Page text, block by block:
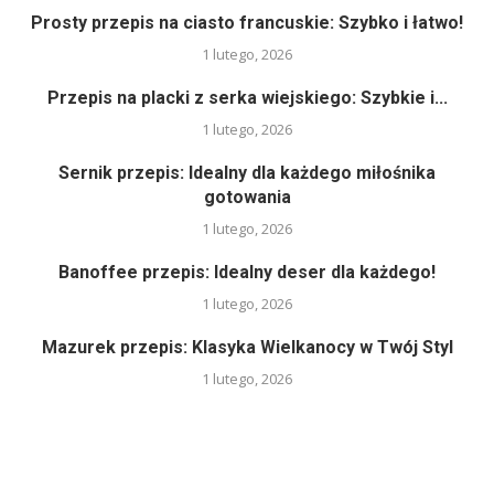
Prosty przepis na ciasto francuskie: Szybko i łatwo!
1 lutego, 2026
Przepis na placki z serka wiejskiego: Szybkie i...
1 lutego, 2026
Sernik przepis: Idealny dla każdego miłośnika
gotowania
1 lutego, 2026
Banoffee przepis: Idealny deser dla każdego!
1 lutego, 2026
Mazurek przepis: Klasyka Wielkanocy w Twój Styl
1 lutego, 2026